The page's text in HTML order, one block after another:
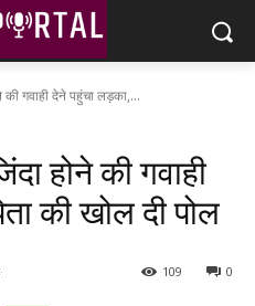
गवाही देने पहुंचा लड़का,...
होने की गवाही
की खोल दी पोल
0
109